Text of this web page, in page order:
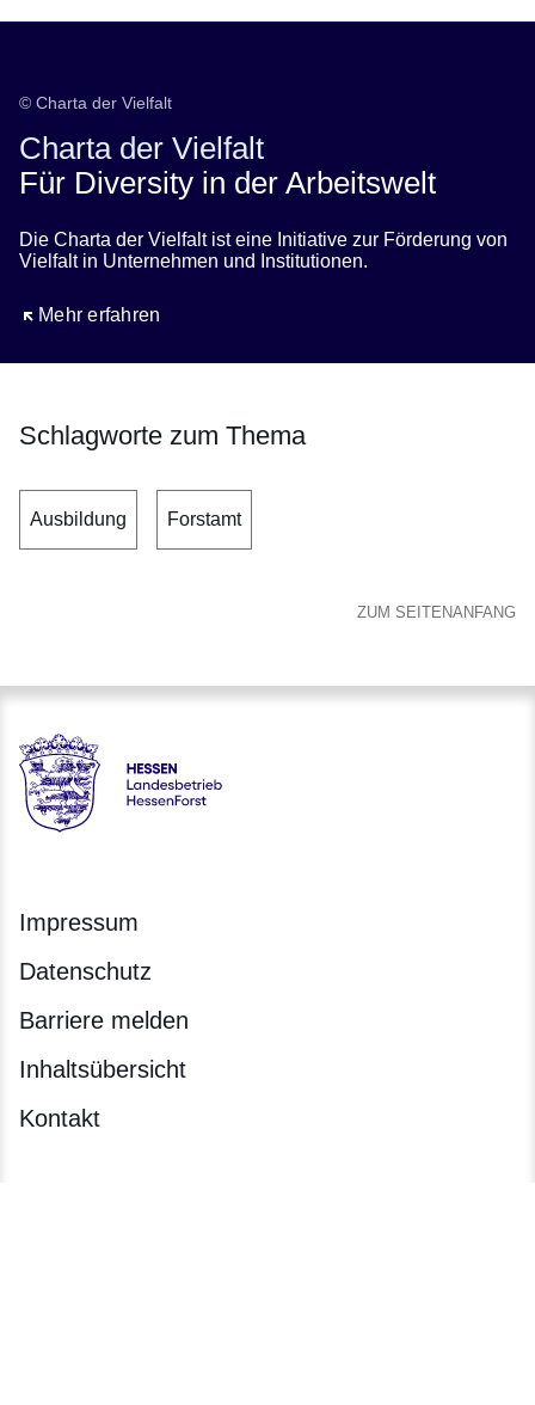
© Charta der Vielfalt
Charta der Vielfalt
Für Diversity in der Arbeitswelt
Die Charta der Vielfalt ist eine Initiative zur Förderung von
Vielfalt in Unternehmen und Institutionen.
Mehr erfahren
Öffnet sich in einem neuen Fenster
Schlagworte zum Thema
Ausbildung Forstamt
ZUM SEITENANFANG
Hessen - Landesbetrieb HessenForst
Impressum
Datenschutz
Barriere melden
Inhaltsübersicht
Kontakt